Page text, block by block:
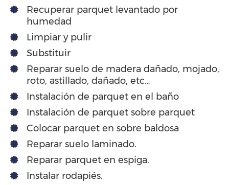
Recuperar parquet levantado por
humedad
Limpiar y pulir
Substituir
Reparar suelo de madera dañado, mojado,
roto, astillado, dañado, etc…
Instalación de parquet en el baño
Instalación de parquet sobre parquet
Colocar parquet en sobre baldosa
Reparar suelo laminado.
Reparar parquet en espiga.
Instalar rodapiés.